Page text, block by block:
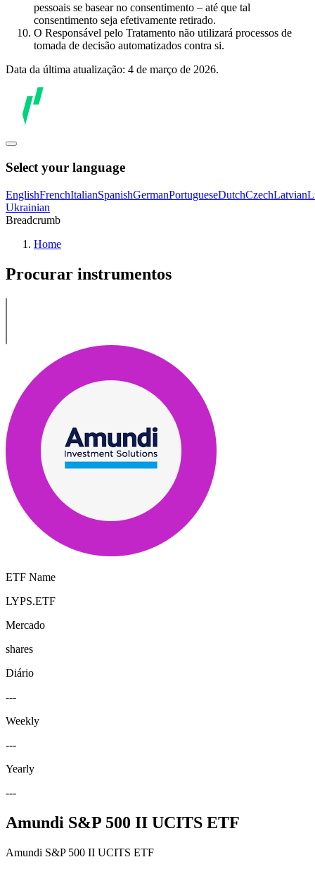
pessoais se basear no consentimento – até que tal
consentimento seja efetivamente retirado.
O Responsável pelo Tratamento não utilizará processos de
tomada de decisão automatizados contra si.
Data da última atualização: 4 de março de 2026.
Select your language
EnglishFrenchItalianSpanishGermanPortugueseDutchCzechLatvian
Ukrainian
Breadcrumb
Home
Procurar instrumentos
ETF Name
LYPS.ETF
Mercado
shares
Diário
---
Weekly
---
Yearly
---
Amundi S&P 500 II UCITS ETF
Amundi S&P 500 II UCITS ETF